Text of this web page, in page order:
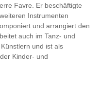
Favre. Er beschäftigte
Instrumenten
und arrangiert den
auch im Tanz- und
und ist als
Kinder- und